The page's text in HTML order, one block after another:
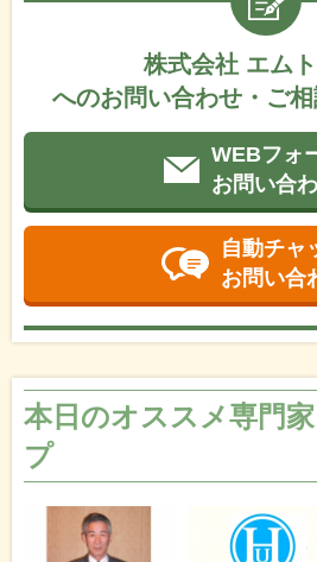
株式会社 エム
へのお問い合わせ・ご
WEBフォ
お問い合
自動チャ
お問い合
本日のオススメ専門
プ